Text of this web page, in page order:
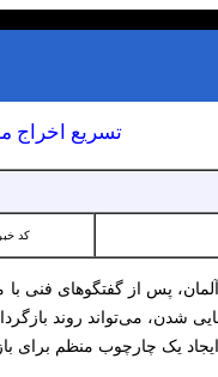
تسریع اخراج
کد خبر:
پس از گفتگوهای فنی
شدن، می‌تواند روند
یک چارچوب منظم برای